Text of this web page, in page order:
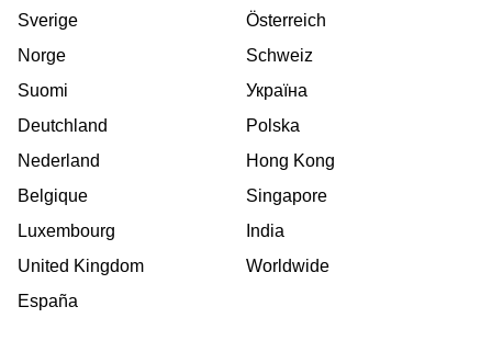
Sverige
Norge
Suomi
Deutchland
Nederland
Belgique
Luxembourg
United Kingdom
España
Österreich
Schweiz
Україна
Polska
Hong Kong
Singapore
India
Worldwide